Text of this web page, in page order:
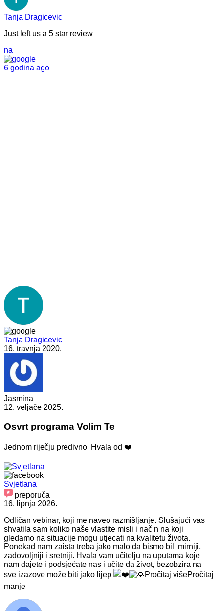
Tanja Dragicevic
Just left us a 5 star review
na
6 godina ago
Tanja Dragicevic
16. travnja 2020.
Jasmina
12. veljače 2025.
Osvrt programa Volim Te
Jednom riječju predivno. Hvala od ❤️
Svjetlana
preporuča
16. lipnja 2026.
Odličan vebinar, koji me naveo razmišljanje. Slušajući vas
shvatila sam koliko naše vlastite misli i način na koji
gledamo na situacije mogu utjecati na kvalitetu života.
Ponekad nam zaista treba jako malo da bismo bili mirniji,
zadovoljniji i sretniji. Hvala vam učitelju na uputama koje
nam dajete i podsjećate nas i učite da život, bezobzira na
sve izazove može biti jako lijep
Pročitaj višePročitaj
manje